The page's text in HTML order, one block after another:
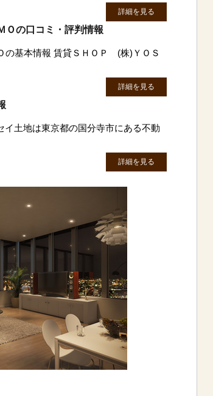
詳細を見る
の口コミ・評判情報
基本情報 賃貸ＳＨＯＰ (株)ＹＯＳ
詳細を見る
土地は東京都の国分寺市にある不動
詳細を見る